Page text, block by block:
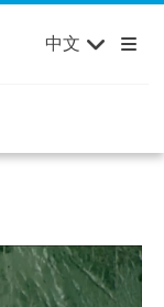
Français
Español
中文